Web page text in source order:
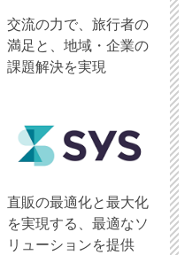
交流の力で、旅行者の
満足と、地域・企業の
課題解決を実現
直販の最適化と最大化
を実現する、最適なソ
リューションを提供